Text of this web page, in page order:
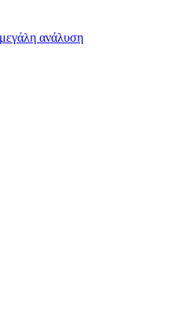
ανάλυση